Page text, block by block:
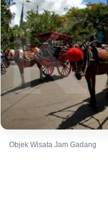
Objek Wisata Jam Gadang